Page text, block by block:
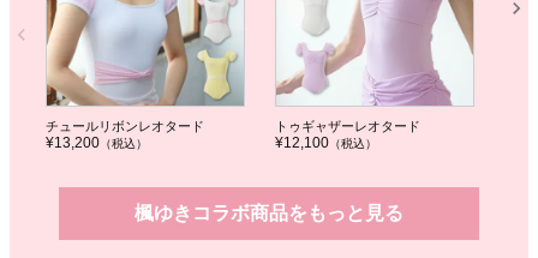
チュールリボンレオタード
¥13,200 （税込）
トゥギャザーレオタード
¥12,100 （税込）
楓ゆきコラボ商品をもっと見る